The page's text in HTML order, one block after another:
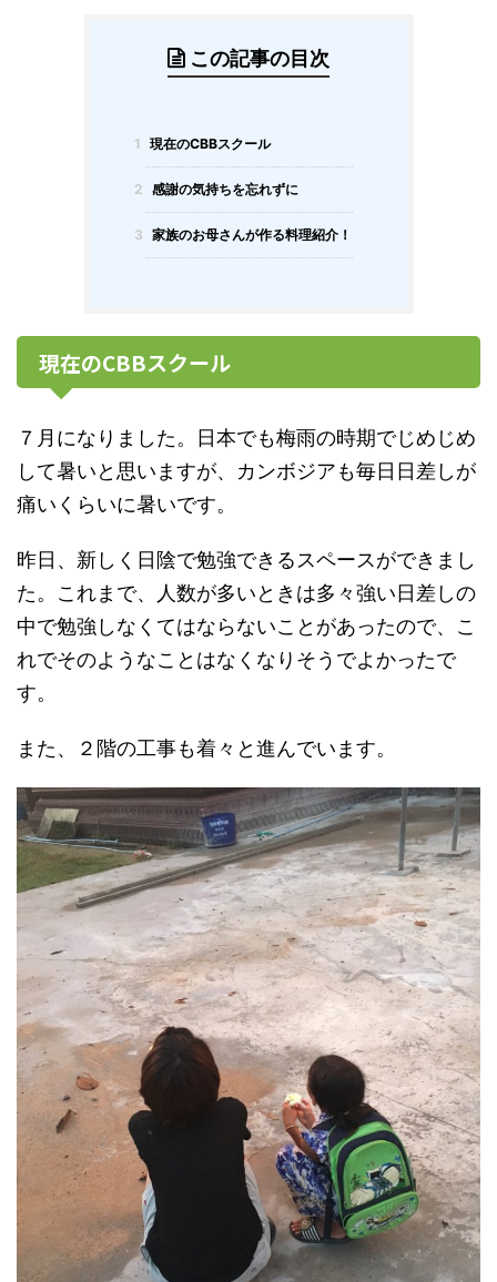
この記事の目次
1 現在のCBBスクール
2 感謝の気持ちを忘れずに
3 家族のお母さんが作る料理紹介！
現在のCBBスクール
７月になりました。日本でも梅雨の時期でじめじめ
して暑いと思いますが、カンボジアも毎日日差しが
痛いくらいに暑いです。
昨日、新しく日陰で勉強できるスペースができまし
た。これまで、人数が多いときは多々強い日差しの
中で勉強しなくてはならないことがあったので、こ
れでそのようなことはなくなりそうでよかったで
す。
また、２階の工事も着々と進んでいます。